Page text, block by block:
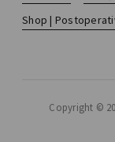
Shop |
Copyright ©